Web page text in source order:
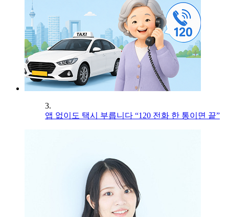
3.
앱 없이도 택시 부릅니다 “120 전화 한 통이면 끝”